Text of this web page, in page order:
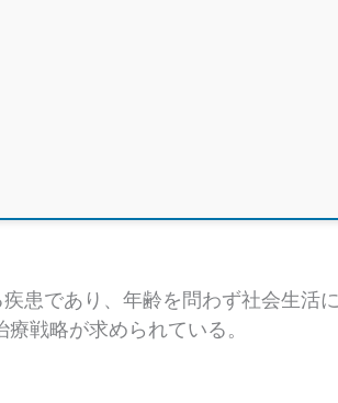
患であり、年齢を問わず社会生活
戦略が求められている。